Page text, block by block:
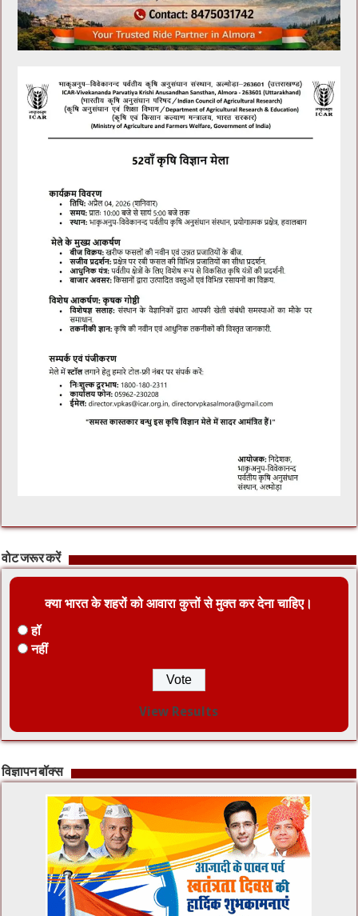
वोट जरूर करें
क्या भारत के शहरों को आवारा कुत्तों से मुक्त कर देना चाहिए।
हॉ
नहीं
View Results
विज्ञापन बॉक्स